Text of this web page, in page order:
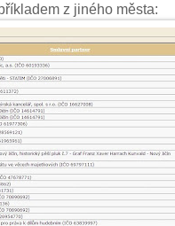
z jiného města: